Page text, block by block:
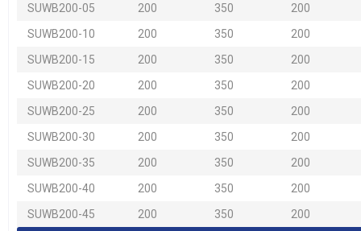
SUWB200-05
200 350
200
SUWB200-10
200 350
200
SUWB200-15
200 350
200
SUWB200-20
200 350
200
SUWB200-25
200 350
200
SUWB200-30
200 350
200
SUWB200-35
200 350
200
SUWB200-40
200 350
200
SUWB200-45
200 350 200